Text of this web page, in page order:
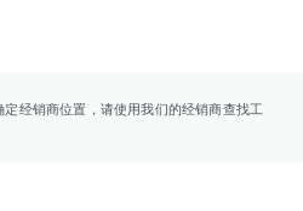
经销商位置，请使用我们的经销商查找工